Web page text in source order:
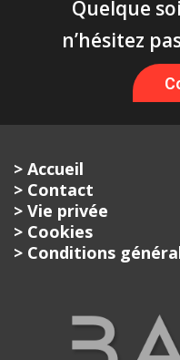
Quelque
n’hésitez
> Accueil
> Contact
> Vie privée
> Cookies
> Conditions